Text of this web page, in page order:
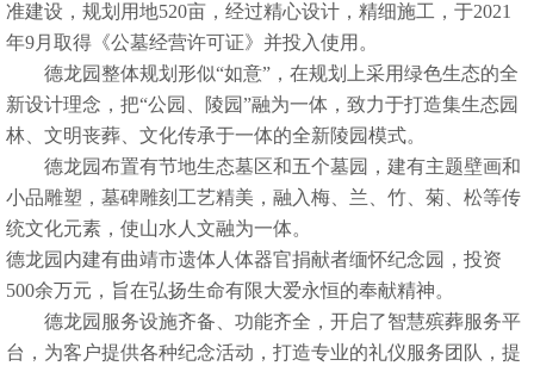
准建设，规划用地520亩，经过精心设计，精细施工，于2021
年9月取得《公墓经营许可证》并投入使用。
德龙园整体规划形似“如意”，在规划上采用绿色生态的全
新设计理念，把“公园、陵园”融为一体，致力于打造集生态园
林、文明丧葬、文化传承于一体的全新陵园模式。
德龙园布置有节地生态墓区和五个墓园，建有主题壁画和
小品雕塑，墓碑雕刻工艺精美，融入梅、兰、竹、菊、松等传
统文化元素，使山水人文融为一体。
德龙园内建有曲靖市遗体人体器官捐献者缅怀纪念园，投资
500余万元，旨在弘扬生命有限大爱永恒的奉献精神。
德龙园服务设施齐备、功能齐全，开启了智慧殡葬服务平
台，为客户提供各种纪念活动，打造专业的礼仪服务团队，提